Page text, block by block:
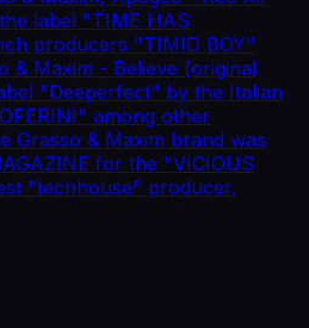
label "TIME HAS
producers "TIMID BOY"
& Maxim - Believe (original
"Deeperfect" by the Italian
among other
Grasso & Maxim brand was
for the "VICIOUS
"techhouse" producer.